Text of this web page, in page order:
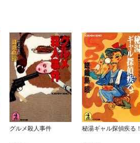
グルメ殺人事件 秘湯ギャル探偵疾る！